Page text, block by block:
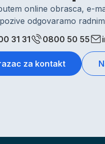
online obrasca, e-
odgovaramo
31 31
0800 50 55
za kontakt